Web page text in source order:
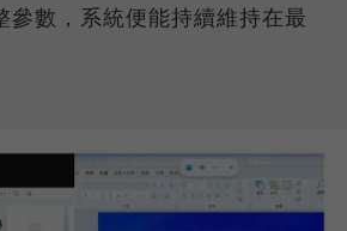
參數，系統便能持續維持在最